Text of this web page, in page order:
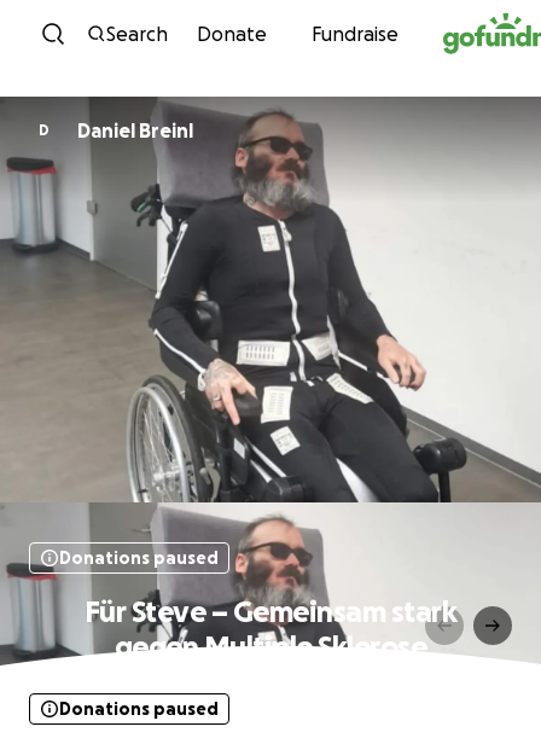
Skip to content
Search Donate Fundraise
D Daniel Breinl
Donations paused
‍‍Für Steve – Gemeinsam stark
gegen Multiple Sklerose
Donations paused